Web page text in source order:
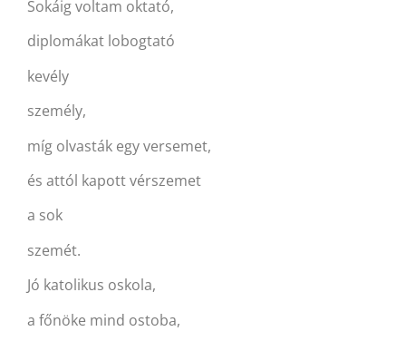
Sokáig voltam oktató,
diplomákat lobogtató
kevély
személy,
míg olvasták egy versemet,
és attól kapott vérszemet
a sok
szemét.
Jó katolikus oskola,
a főnöke mind ostoba,